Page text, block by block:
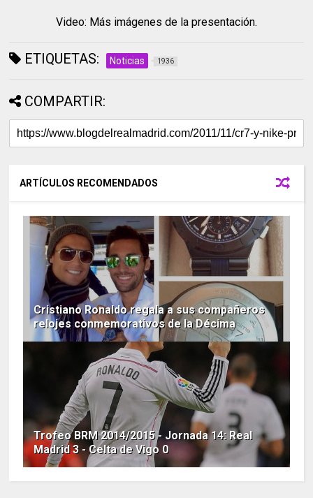
Video: Más imágenes de la presentación.
ETIQUETAS: Noticias 1936
COMPARTIR:
ARTÍCULOS RECOMENDADOS
Cristiano Ronaldo regala a sus compañeros
relojes conmemorativos de la Décima
Trofeo BRM 2014/2015 - Jornada 14: Real
Madrid 3 - Celta de Vigo 0